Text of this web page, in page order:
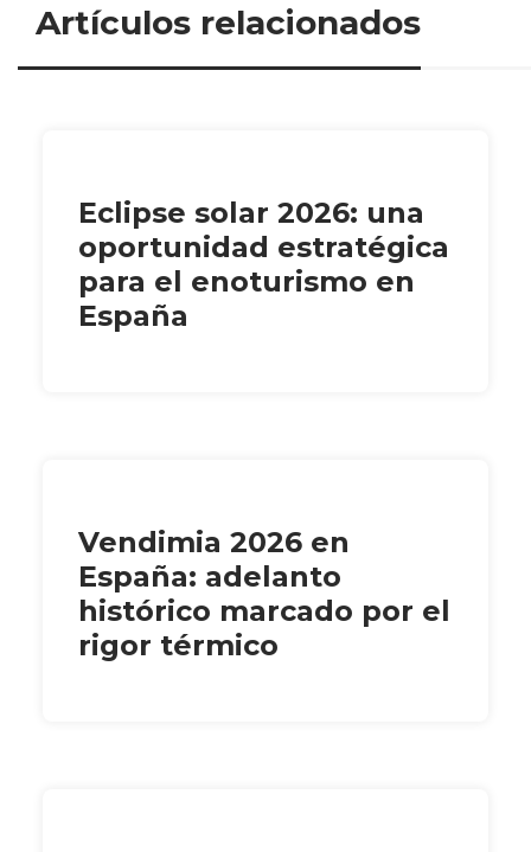
Artículos relacionados
Eclipse solar 2026: una
oportunidad estratégica
para el enoturismo en
España
Vendimia 2026 en
España: adelanto
histórico marcado por el
rigor térmico